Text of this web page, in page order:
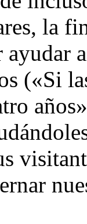
la
(«Si